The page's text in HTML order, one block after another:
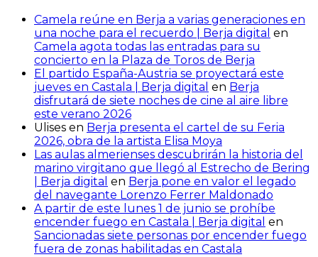
Camela reúne en Berja a varias generaciones en
una noche para el recuerdo | Berja digital en
Camela agota todas las entradas para su
concierto en la Plaza de Toros de Berja
El partido España-Austria se proyectará este
jueves en Castala | Berja digital en Berja
disfrutará de siete noches de cine al aire libre
este verano 2026
Ulises en Berja presenta el cartel de su Feria
2026, obra de la artista Elisa Moya
Las aulas almerienses descubrirán la historia del
marino virgitano que llegó al Estrecho de Bering
| Berja digital en Berja pone en valor el legado
del navegante Lorenzo Ferrer Maldonado
A partir de este lunes 1 de junio se prohíbe
encender fuego en Castala | Berja digital en
Sancionadas siete personas por encender fuego
fuera de zonas habilitadas en Castala